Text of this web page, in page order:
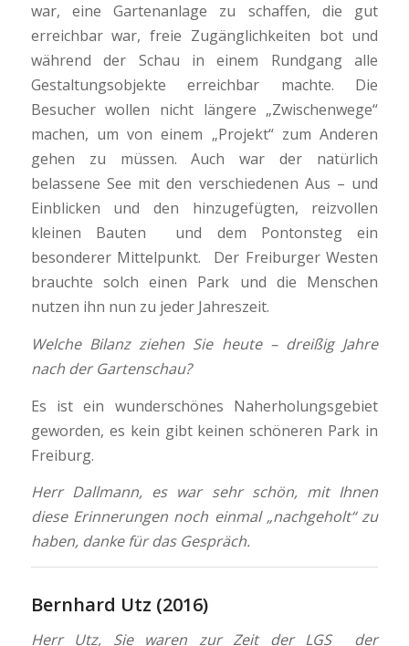
war, eine Gartenanlage zu schaffen, die gut
erreichbar war, freie Zugänglichkeiten bot und
während der Schau in einem Rundgang alle
Gestaltungsobjekte erreichbar machte. Die
Besucher wollen nicht längere „Zwischenwege“
machen, um von einem „Projekt“ zum Anderen
gehen zu müssen. Auch war der natürlich
belassene See mit den verschiedenen Aus – und
Einblicken und den hinzugefügten, reizvollen
kleinen Bauten und dem Pontonsteg ein
besonderer Mittelpunkt. Der Freiburger Westen
brauchte solch einen Park und die Menschen
nutzen ihn nun zu jeder Jahreszeit.
Welche Bilanz ziehen Sie heute – dreißig Jahre
nach der Gartenschau?
Es ist ein wunderschönes Naherholungsgebiet
geworden, es kein gibt keinen schöneren Park in
Freiburg.
Herr Dallmann, es war sehr schön, mit Ihnen
diese Erinnerungen noch einmal „nachgeholt“ zu
haben, danke für das Gespräch.
Bernhard Utz (2016)
Herr Utz, Sie waren zur Zeit der LGS der